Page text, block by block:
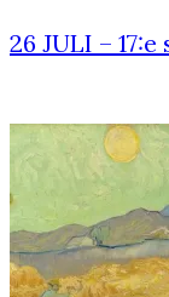
26 JULI –